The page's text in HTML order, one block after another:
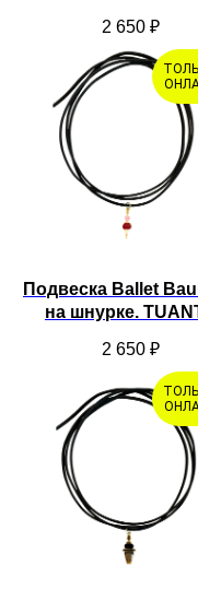
2 650 ₽
Подвеска Ballet
на шнурке.
2 650 ₽